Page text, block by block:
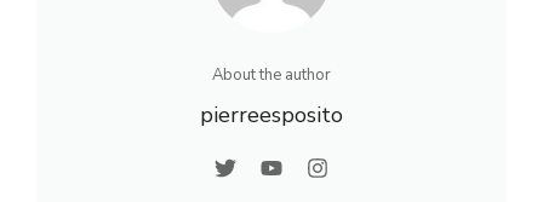
About the author
pierreesposito